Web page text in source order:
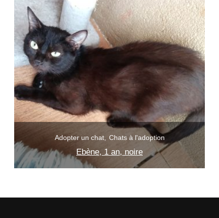
Adopter un chat Chats à l'adoption
Ebène, 1 an, noire